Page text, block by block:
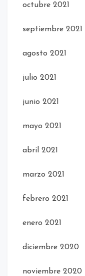
octubre 2021
septiembre 2021
agosto 2021
julio 2021
junio 2021
mayo 2021
abril 2021
marzo 2021
febrero 2021
enero 2021
diciembre 2020
noviembre 2020